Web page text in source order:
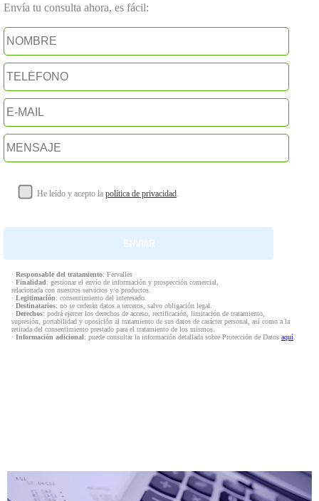
Envía tu consulta ahora, es fácil:
He leído y acepto la política de privacidad.
· Responsable del tratamiento: Fervalles
· Finalidad: gestionar el envío de información y prospección comercial,
relacionada con nuestros servicios y/o productos.
· Legitimación: consentimiento del interesado.
· Destinatarios: no se cederán datos a terceros, salvo obligación legal.
· Derechos: podrá ejercer los derechos de acceso, rectificación, limitación de tratamiento,
supresión, portabilidad y oposición al tratamiento de sus datos de carácter personal, así como a la
retirada del consentimiento prestado para el tratamiento de los mismos.
· Información adicional: puede consultar la información detallada sobre Protección de Datos aquí.